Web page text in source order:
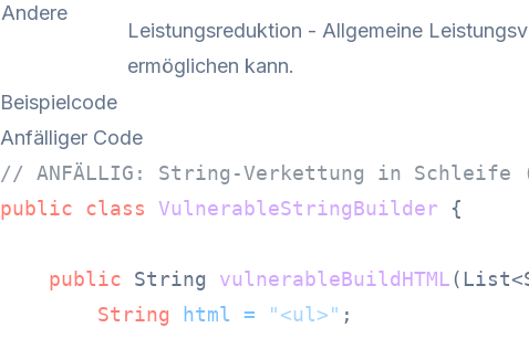
Andere
Leistungsreduktion - Allgemeine
ermöglichen kann.
Beispielcode
Anfälliger Code
// ANFÄLLIG: String-Verkettung in Schleife
public
class VulnerableStringBuilder {
public String vulnerableBuildHTML
String
html = "<ul>" ;